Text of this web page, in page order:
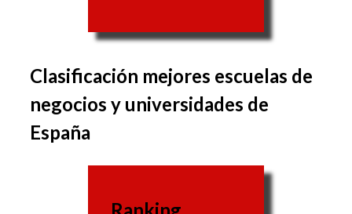
El conjunto de materias
varía de una business
forma que las materias
Clasificación mejores escuelas de
negocios y universidades de
España